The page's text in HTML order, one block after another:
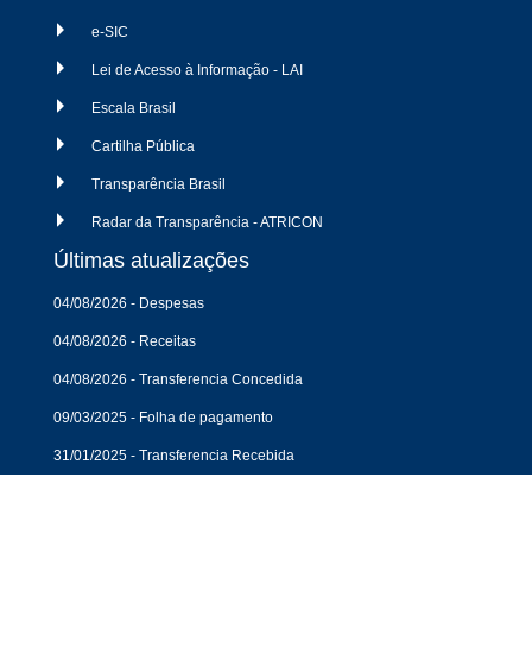
e-SIC
Lei de Acesso à Informação - LAI
Escala Brasil
Cartilha Pública
Transparência Brasil
Radar da Transparência - ATRICON
Últimas atualizações
04/08/2026 - Despesas
04/08/2026 - Receitas
04/08/2026 - Transferencia Concedida
09/03/2025 - Folha de pagamento
31/01/2025 - Transferencia Recebida